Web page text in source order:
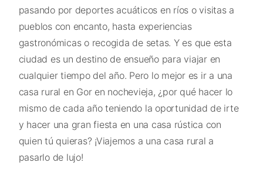
pasando por deportes acuáticos en ríos o visitas a
pueblos con encanto, hasta experiencias
gastronómicas o recogida de setas. Y es que esta
ciudad es un destino de ensueño para viajar en
cualquier tiempo del año. Pero lo mejor es ir a una
casa rural en Gor en nochevieja, ¿por qué hacer lo
mismo de cada año teniendo la oportunidad de irte
y hacer una gran fiesta en una casa rústica con
quien tú quieras? ¡Viajemos a una casa rural a
pasarlo de lujo!